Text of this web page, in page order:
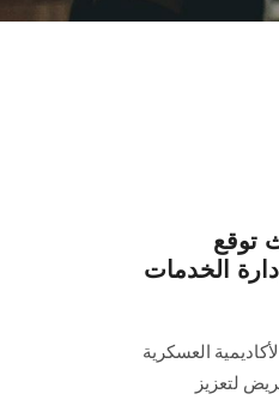
توقع
الخدمات
العسكرية
لتعزيز